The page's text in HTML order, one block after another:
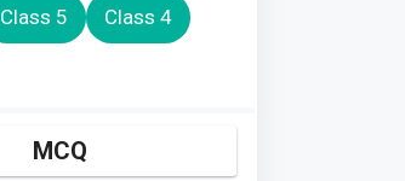
Class 5 Class 4
MCQ